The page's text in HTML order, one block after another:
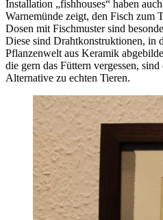
Installation „fishhouses“ haben
Warnemünde zeigt, den Fisch zum
Dosen mit Fischmuster sind
Diese sind Drahtkonstruktionen, in
Pflanzenwelt aus Keramik
die gern das Füttern vergessen,
Alternative zu echten Tieren.